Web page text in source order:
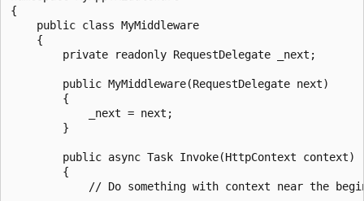
{
    public class MyMiddleware
    {
        private readonly RequestDelegate _next;
        public MyMiddleware(RequestDelegate next)
        {
            _next = next;
        }
        public async Task Invoke(HttpContext context)
        {
// Do something with context near the